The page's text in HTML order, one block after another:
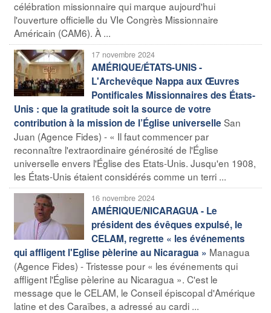
célébration missionnaire qui marque aujourd'hui
l'ouverture officielle du VIe Congrès Missionnaire
Américain (CAM6). À ...
17 novembre 2024
AMÉRIQUE/ÉTATS-UNIS -
L'Archevêque Nappa aux Œuvres
Pontificales Missionnaires des États-
Unis : que la gratitude soit la source de votre
contribution à la mission de l’Église universelle San
Juan (Agence Fides) - « Il faut commencer par
reconnaître l'extraordinaire générosité de l'Église
universelle envers l'Église des Etats-Unis. Jusqu'en 1908,
les États-Unis étaient considérés comme un terri ...
16 novembre 2024
AMÉRIQUE/NICARAGUA - Le
président des évêques expulsé, le
CELAM, regrette « les événements
qui affligent l'Eglise pèlerine au Nicaragua » Managua
(Agence Fides) - Tristesse pour « les événements qui
affligent l'Église pèlerine au Nicaragua ». C'est le
message que le CELAM, le Conseil épiscopal d'Amérique
latine et des Caraïbes, a adressé au cardi ...